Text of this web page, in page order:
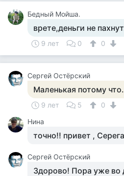
Бедный Мойша.
врете,деньги не
9 лет 0 0
Сергей Остёрский
Маленькая потому что.
9 лет 5
0
Нина
точно!! привет ,
Сергей Остёрский
Здорово! Пора уже во